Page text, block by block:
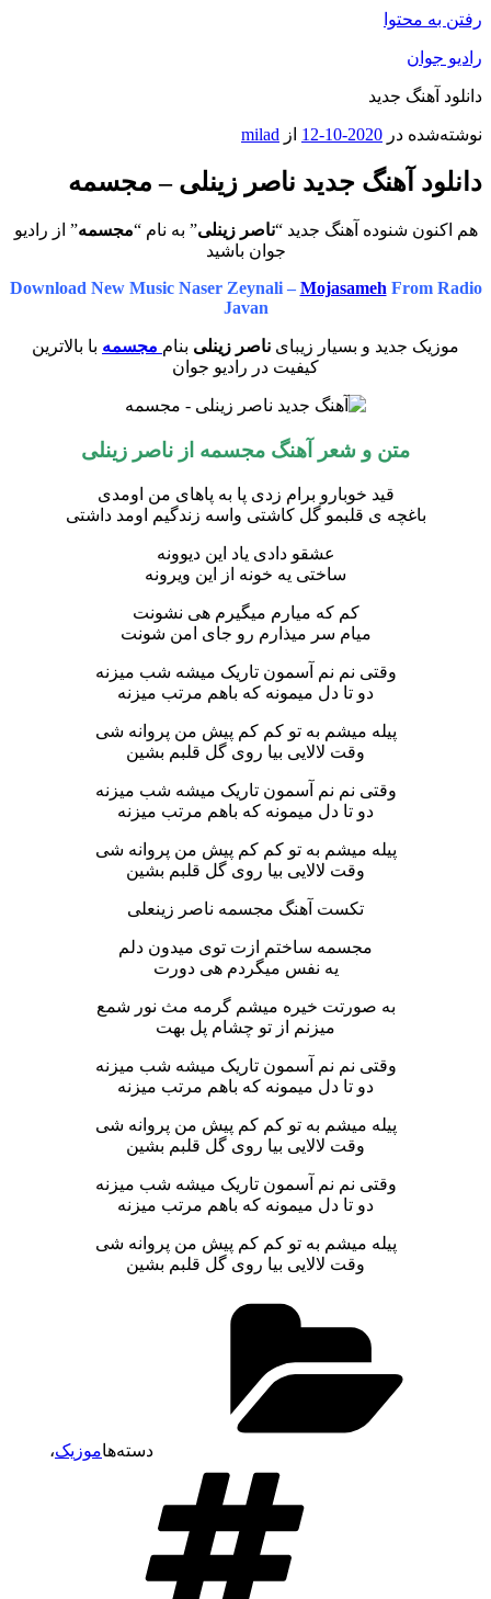
رفتن به محتوا
رادیو جوان
دانلود آهنگ جدید
نوشته‌شده در 2020-10-12 از milad
دانلود آهنگ جدید ناصر زینلی – مجسمه
هم اکنون شنوده آهنگ جدید “ناصر زینلی” به نام “مجسمه” از رادیو
جوان باشید
Download New Music Naser Zeynali – Mojasameh From Radio
Javan
موزیک جدید و بسیار زیبای ناصر زینلی بنام مجسمه با بالاترین
کیفیت در رادیو جوان
متن و شعر آهنگ مجسمه از ناصر زینلی
قید خوبارو برام زدی پا به پاهای من اومدی
باغچه ی قلبمو گل کاشتی واسه زندگیم اومد داشتی
عشقو دادی یاد این دیوونه
ساختی یه خونه از این ویرونه
کم که میارم میگیرم هی نشونت
میام سر میذارم رو جای امن شونت
وقتی نم نم آسمون تاریک میشه شب میزنه
دو تا دل میمونه که باهم مرتب میزنه
پیله میشم به تو کم کم پیش من پروانه شی
وقت لالایی بیا روی گل قلبم بشین
وقتی نم نم آسمون تاریک میشه شب میزنه
دو تا دل میمونه که باهم مرتب میزنه
پیله میشم به تو کم کم پیش من پروانه شی
وقت لالایی بیا روی گل قلبم بشین
تکست آهنگ مجسمه ناصر زینعلی
مجسمه ساختم ازت توی میدون دلم
یه نفس میگردم هی دورت
به صورتت خیره میشم گرمه مث نور شمع
میزنم از تو چشام پل بهت
وقتی نم نم آسمون تاریک میشه شب میزنه
دو تا دل میمونه که باهم مرتب میزنه
پیله میشم به تو کم کم پیش من پروانه شی
وقت لالایی بیا روی گل قلبم بشین
وقتی نم نم آسمون تاریک میشه شب میزنه
دو تا دل میمونه که باهم مرتب میزنه
پیله میشم به تو کم کم پیش من پروانه شی
وقت لالایی بیا روی گل قلبم بشین
دسته‌هاموزیک،